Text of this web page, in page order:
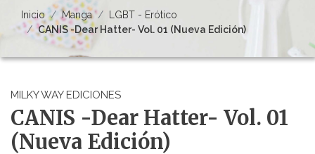
Inicio Manga
LGBT - Erótico
CANIS -Dear Hatter- Vol. 01 (Nueva Edición)
MILKY WAY EDICIONES
CANIS -Dear Hatter- Vol. 01
(Nueva Edición)